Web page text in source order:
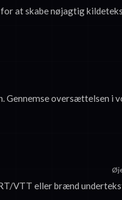
at skabe nøjagtig
Gennemse oversættelsen i
VTT eller brænd